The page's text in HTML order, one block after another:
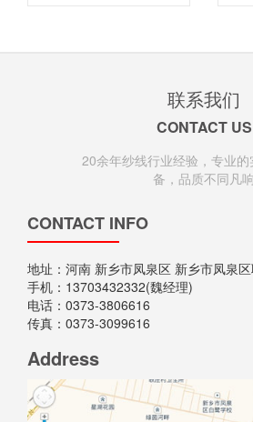
联系我们
CONTACT US
20余年纱线行业经验，专业
备，品质不同凡响
CONTACT INFO
地址：河南 新乡市凤泉区 新乡市凤泉
手机：13703432332(魏经理)
电话：0373-3806616
传真：0373-3099616
Address